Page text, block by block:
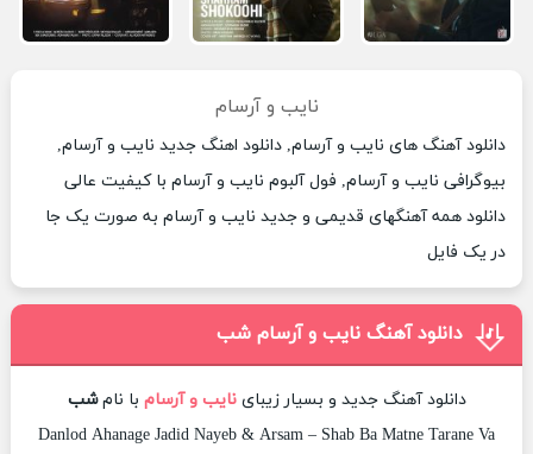
نایب و آرسام
دانلود آهنگ های نایب و آرسام, دانلود اهنگ جدید نایب و آرسام,
بیوگرافی نایب و آرسام, فول آلبوم نایب و آرسام با کیفیت عالی
دانلود همه آهنگهای قدیمی و جدید نایب و آرسام به صورت یک جا
در یک فایل
دانلود آهنگ نایب و آرسام شب
دانلود آهنگ جدید و بسیار زیباینایب و آرسام با نامشب
Danlod Ahanage Jadid Nayeb & Arsam – Shab Ba Matne Tarane Va